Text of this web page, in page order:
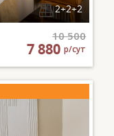
2+2+2
10 500
7 880р/сут